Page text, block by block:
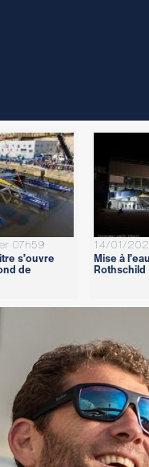
07h59
s’ouvre
de
14/01/
Mise à
Rothschild